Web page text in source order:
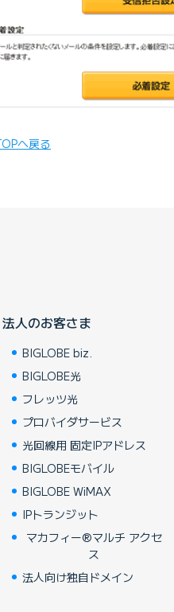
へ戻る
法人のお客さま
BIGLOBE biz.
BIGLOBE光
フレッツ光
プロバイダサービス
光回線用 固定IPアドレス
BIGLOBEモバイル
BIGLOBE WiMAX
IPトランジット
マカフィー®マルチ アクセ
ス
法人向け独自ドメイン